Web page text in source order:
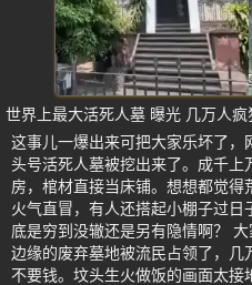
世界上最大活死人墓 曝光 几万人疯
这事儿一爆出来可把大家乐坏了
头号活死人墓被挖出来了。成千
房，棺材直接当床铺。想想都觉得
火气直冒，有人还搭起小棚子过日
底是穷到没辙还是另有隐情啊？
边缘的废弃墓地被流民占领了，几
不要钱。坟头生火做饭的画面太接